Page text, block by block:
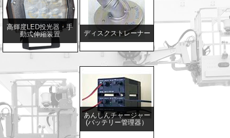
高輝度LED投光器・手
動式伸縮装置
ディスクストレーナー
あんしんチャージャー
(バッテリー管理器）